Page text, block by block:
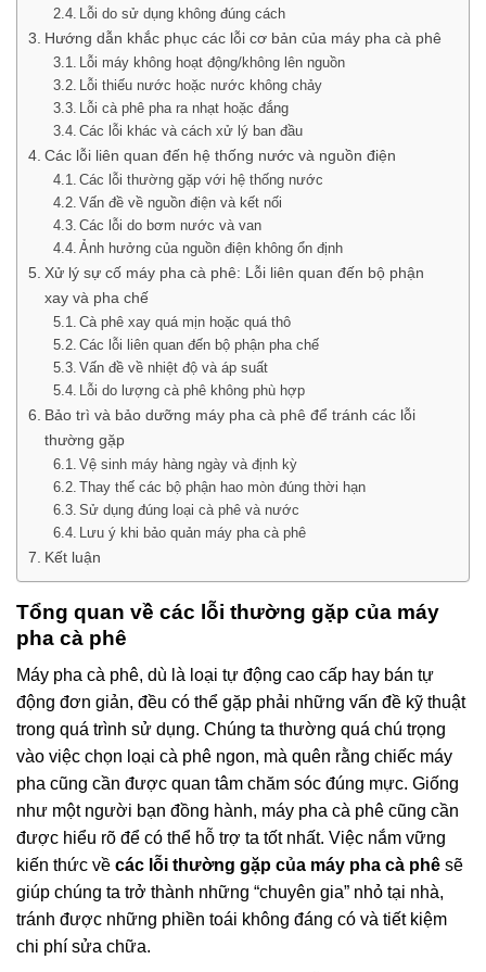
Lỗi do sử dụng không đúng cách
Hướng dẫn khắc phục các lỗi cơ bản của máy pha cà phê
Lỗi máy không hoạt động/không lên nguồn
Lỗi thiếu nước hoặc nước không chảy
Lỗi cà phê pha ra nhạt hoặc đắng
Các lỗi khác và cách xử lý ban đầu
Các lỗi liên quan đến hệ thống nước và nguồn điện
Các lỗi thường gặp với hệ thống nước
Vấn đề về nguồn điện và kết nối
Các lỗi do bơm nước và van
Ảnh hưởng của nguồn điện không ổn định
Xử lý sự cố máy pha cà phê: Lỗi liên quan đến bộ phận
xay và pha chế
Cà phê xay quá mịn hoặc quá thô
Các lỗi liên quan đến bộ phận pha chế
Vấn đề về nhiệt độ và áp suất
Lỗi do lượng cà phê không phù hợp
Bảo trì và bảo dưỡng máy pha cà phê để tránh các lỗi
thường gặp
Vệ sinh máy hàng ngày và định kỳ
Thay thế các bộ phận hao mòn đúng thời hạn
Sử dụng đúng loại cà phê và nước
Lưu ý khi bảo quản máy pha cà phê
Kết luận
Tổng quan về các lỗi thường gặp của máy
pha cà phê
Máy pha cà phê, dù là loại tự động cao cấp hay bán tự
động đơn giản, đều có thể gặp phải những vấn đề kỹ thuật
trong quá trình sử dụng. Chúng ta thường quá chú trọng
vào việc chọn loại cà phê ngon, mà quên rằng chiếc máy
pha cũng cần được quan tâm chăm sóc đúng mực. Giống
như một người bạn đồng hành, máy pha cà phê cũng cần
được hiểu rõ để có thể hỗ trợ ta tốt nhất. Việc nắm vững
kiến thức về các lỗi thường gặp của máy pha cà phê sẽ
giúp chúng ta trở thành những “chuyên gia” nhỏ tại nhà,
tránh được những phiền toái không đáng có và tiết kiệm
chi phí sửa chữa.